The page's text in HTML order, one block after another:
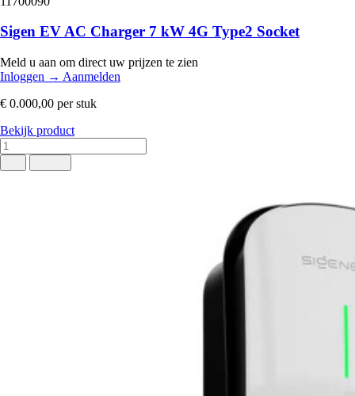
Sigen EV AC Charger 7 kW 4G Type2 Socket
Meld u aan om direct uw prijzen te zien
Inloggen → Aanmelden
€ 0.000,00 per stuk
Bekijk product